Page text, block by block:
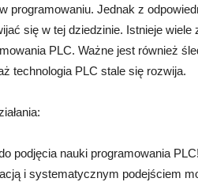
programowaniu. Jednak z
się w tej dziedzinie. Istnieje
PLC. Ważne jest również
technologia PLC stale się rozwija.
podjęcia nauki programowania
i systematycznym podejściem